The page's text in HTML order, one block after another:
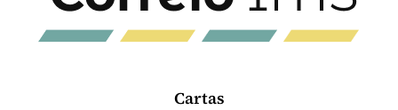
Cartas